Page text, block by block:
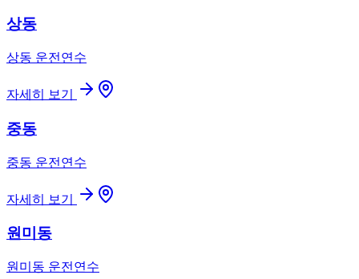
상동
상동 운전연수
자세히 보기
중동
중동 운전연수
자세히 보기
원미동
원미동 운전연수